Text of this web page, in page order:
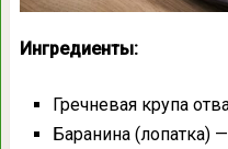
Ингредиенты:
Гречневая крупа
Баранина (лопатка)